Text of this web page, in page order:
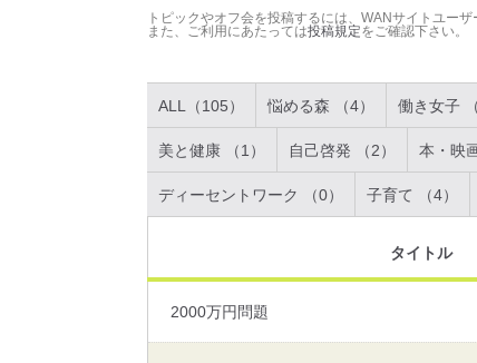
トピックやオフ会を投稿するには、WANサイトユー
また、ご利用にあたっては投稿規定をご確認下さい。
ALL（105） 悩める森 （4） 働き女子
美と健康 （1） 自己啓発 （2） 本・映
ディーセントワーク （0） 子育て （4）
タイトル
2000万円問題